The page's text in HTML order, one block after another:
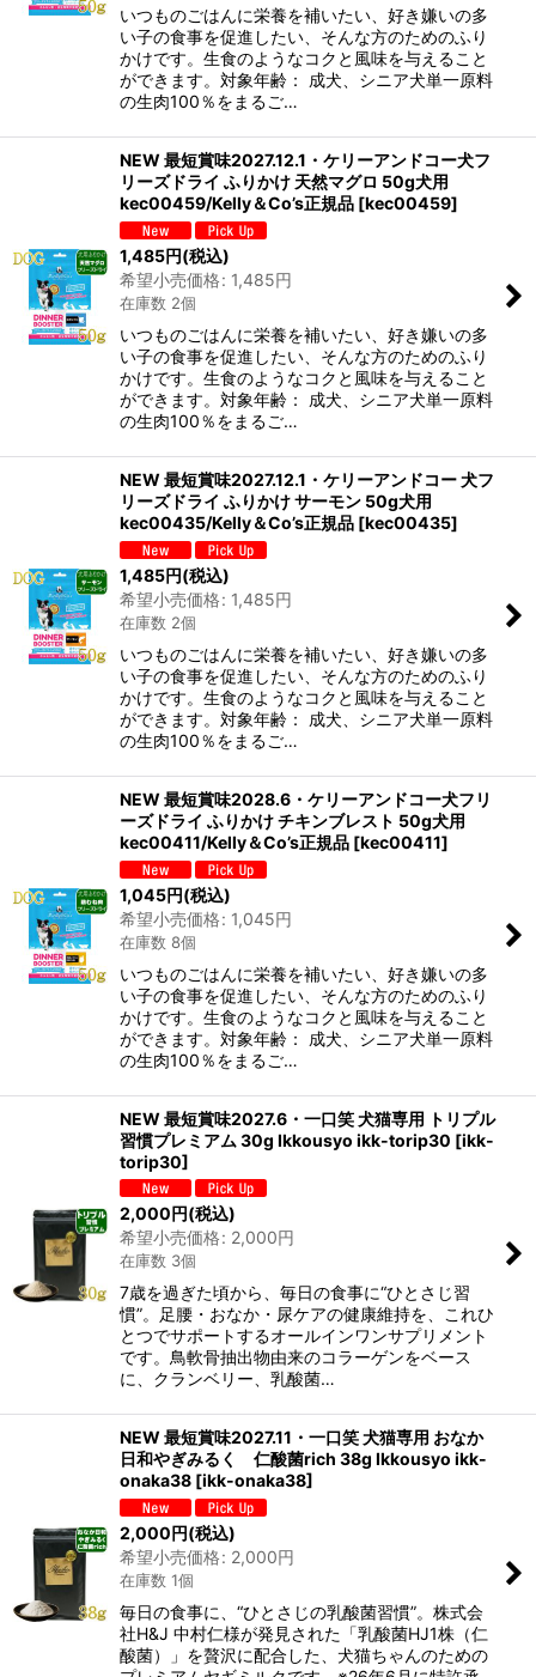
いつものごはんに栄養を補いたい、好き嫌いの多
い子の食事を促進したい、そんな方のためのふり
かけです。生食のようなコクと風味を与えること
ができます。対象年齢： 成犬、シニア犬単一原料
の生肉100％をまるご…
NEW 最短賞味2027.12.1・ケリーアンドコー犬フ
リーズドライ ふりかけ 天然マグロ 50g犬用
kec00459/Kelly＆Co’s正規品 [kec00459]
1,485円(税込)
希望小売価格: 1,485円
在庫数 2個
いつものごはんに栄養を補いたい、好き嫌いの多
い子の食事を促進したい、そんな方のためのふり
かけです。生食のようなコクと風味を与えること
ができます。対象年齢： 成犬、シニア犬単一原料
の生肉100％をまるご…
NEW 最短賞味2027.12.1・ケリーアンドコー 犬フ
リーズドライ ふりかけ サーモン 50g犬用
kec00435/Kelly＆Co’s正規品 [kec00435]
1,485円(税込)
希望小売価格: 1,485円
在庫数 2個
いつものごはんに栄養を補いたい、好き嫌いの多
い子の食事を促進したい、そんな方のためのふり
かけです。生食のようなコクと風味を与えること
ができます。対象年齢： 成犬、シニア犬単一原料
の生肉100％をまるご…
NEW 最短賞味2028.6・ケリーアンドコー犬フリ
ーズドライ ふりかけ チキンブレスト 50g犬用
kec00411/Kelly＆Co’s正規品 [kec00411]
1,045円(税込)
希望小売価格: 1,045円
在庫数 8個
いつものごはんに栄養を補いたい、好き嫌いの多
い子の食事を促進したい、そんな方のためのふり
かけです。生食のようなコクと風味を与えること
ができます。対象年齢： 成犬、シニア犬単一原料
の生肉100％をまるご…
NEW 最短賞味2027.6・一口笑 犬猫専用 トリプル
習慣プレミアム 30g Ikkousyo ikk-torip30 [ikk-
torip30]
2,000円(税込)
希望小売価格: 2,000円
在庫数 3個
7歳を過ぎた頃から、毎日の食事に“ひとさじ習
慣”。足腰・おなか・尿ケアの健康維持を、これひ
とつでサポートするオールインワンサプリメント
です。鳥軟骨抽出物由来のコラーゲンをベース
に、クランベリー、乳酸菌…
NEW 最短賞味2027.11・一口笑 犬猫専用 おなか
日和やぎみるく 仁酸菌rich 38g Ikkousyo ikk-
onaka38 [ikk-onaka38]
2,000円(税込)
希望小売価格: 2,000円
在庫数 1個
毎日の食事に、“ひとさじの乳酸菌習慣”。株式会
社H&J 中村仁様が発見された「乳酸菌HJ1株（仁
酸菌）」を贅沢に配合した、犬猫ちゃんのための